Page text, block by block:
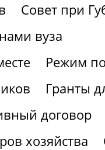
Совет при
вуза
Режим
Гранты
договор
хозяйства